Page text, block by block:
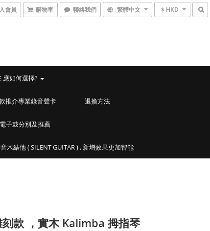
會員 購物車 聯絡我們 繁體中文 $ HKD
應如何選擇?
款推介專業錄音聲卡 退換方法
子鼓分別及推薦
木結他 ( SILENT GUITAR ) , 新增效果更加智能
款 ，實木 Kalimba 拇指琴